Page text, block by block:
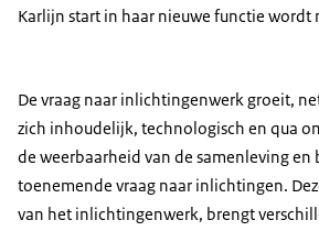
Karlijn start in haar nieuwe functie wordt
De vraag naar inlichtingenwerk groeit,
zich inhoudelijk, technologisch en qua
de weerbaarheid van de samenleving
toenemende vraag naar inlichtingen.
van het inlichtingenwerk, brengt